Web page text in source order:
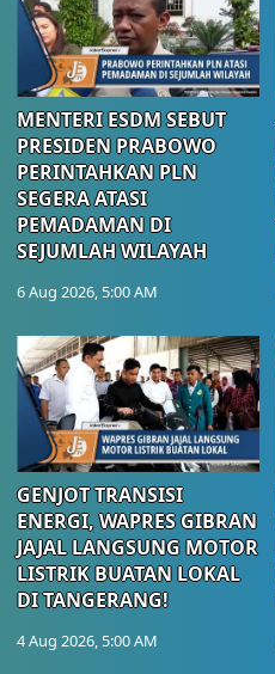
MENTERI ESDM SEBUT
PRESIDEN PRABOWO
PERINTAHKAN PLN
SEGERA ATASI
PEMADAMAN DI
SEJUMLAH WILAYAH
6 Aug 2026, 5:00 AM
GENJOT TRANSISI
ENERGI, WAPRES GIBRAN
JAJAL LANGSUNG MOTOR
LISTRIK BUATAN LOKAL
DI TANGERANG!
4 Aug 2026, 5:00 AM